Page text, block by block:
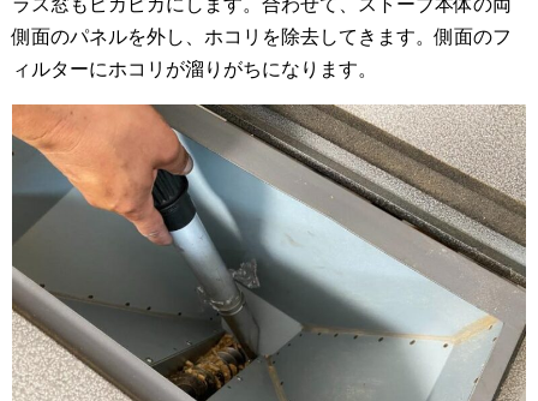
ラス窓もピカピカにします。合わせて、ストーブ本体の両
側面のパネルを外し、ホコリを除去してきます。側面のフ
ィルターにホコリが溜りがちになります。